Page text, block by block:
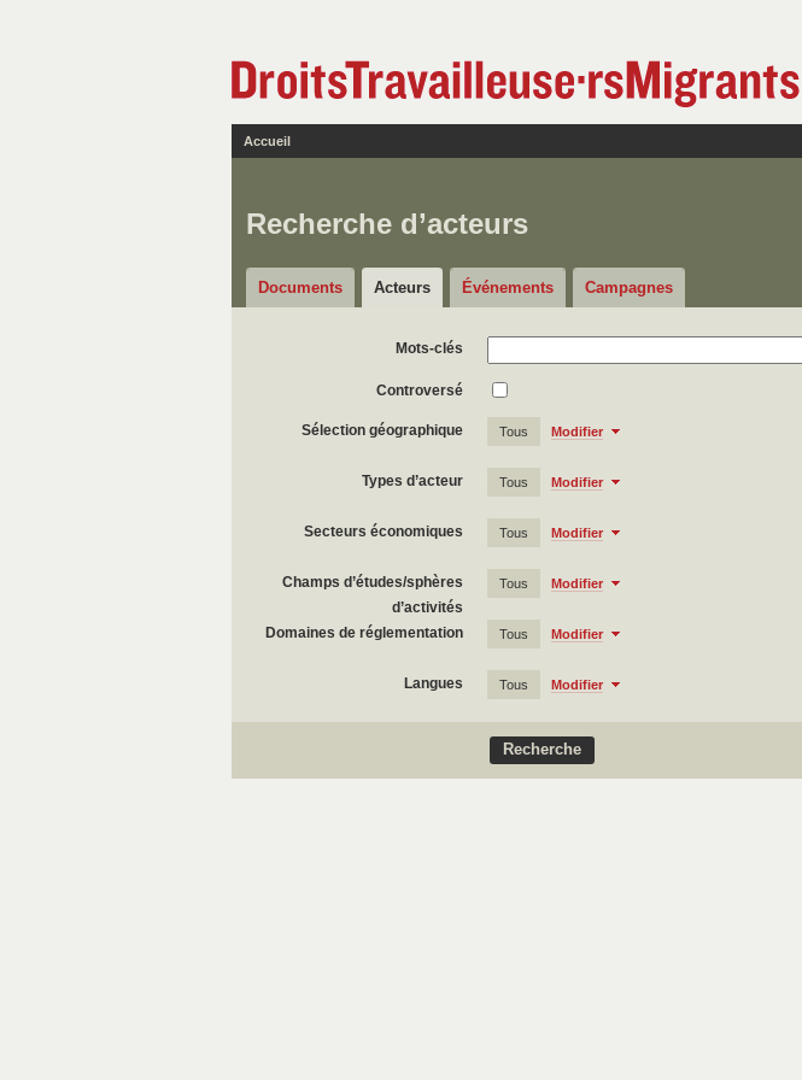
Accueil
Recherche d’acteurs
Documents Acteurs Événements Campagnes
Mots-clés
Controversé
Sélection géographique Tous Modifier
Types d’acteur Tous Modifier
Secteurs économiques Tous Modifier
Champs d’études/sphères
d’activités
Tous Modifier
Domaines de réglementation Tous Modifier
Langues Tous Modifier